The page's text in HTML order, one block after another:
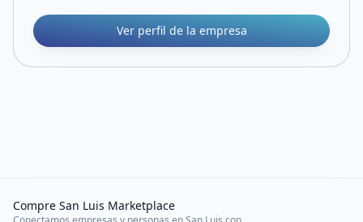
Ver perfil de la empresa
Compre San Luis Marketplace